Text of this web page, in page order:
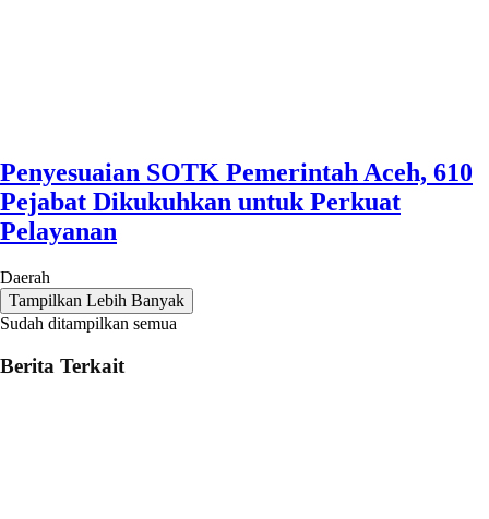
Penyesuaian SOTK Pemerintah Aceh, 610
Pejabat Dikukuhkan untuk Perkuat
Pelayanan
Daerah
Tampilkan Lebih Banyak
Sudah ditampilkan semua
Berita Terkait